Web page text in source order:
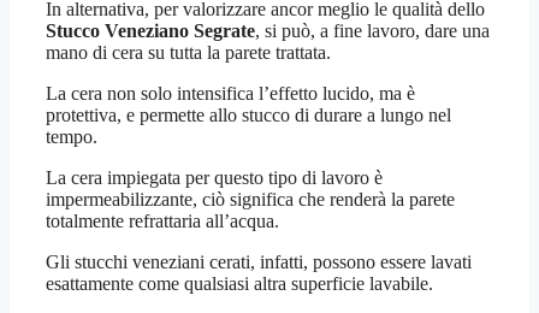
In alternativa, per valorizzare ancor meglio le qualità dello
Stucco Veneziano Segrate, si può, a fine lavoro, dare una
mano di cera su tutta la parete trattata.
La cera non solo intensifica l’effetto lucido, ma è
protettiva, e permette allo stucco di durare a lungo nel
tempo.
La cera impiegata per questo tipo di lavoro è
impermeabilizzante, ciò significa che renderà la parete
totalmente refrattaria all’acqua.
Gli stucchi veneziani cerati, infatti, possono essere lavati
esattamente come qualsiasi altra superficie lavabile.